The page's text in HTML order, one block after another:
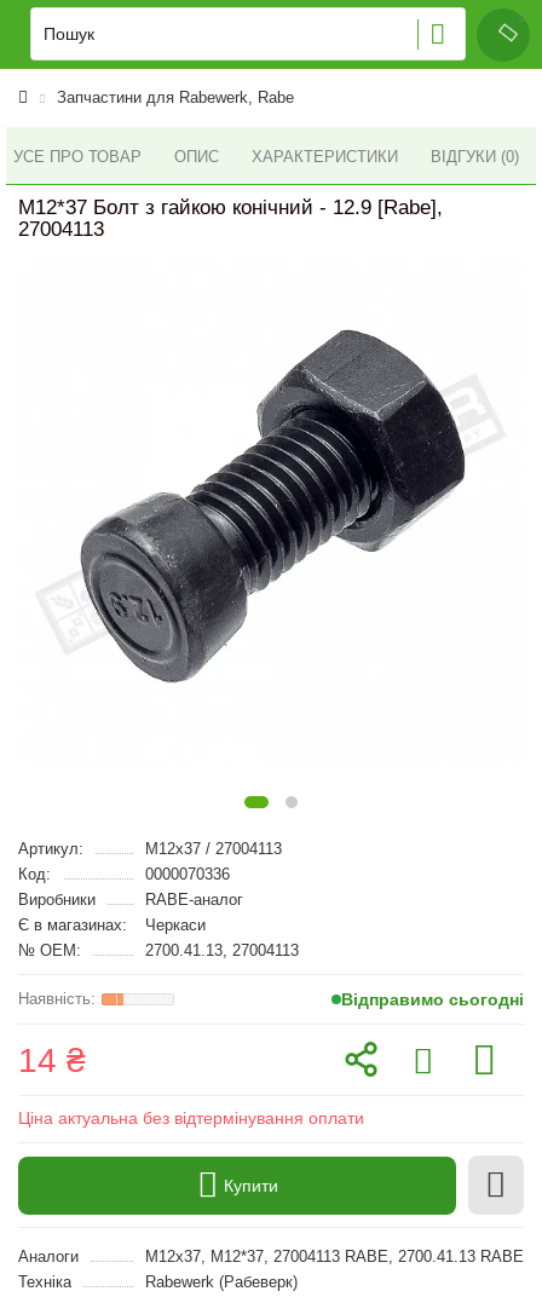
Запчастини для Rabewerk, Rabe
УСЕ ПРО ТОВАР ОПИС ХАРАКТЕРИСТИКИ ВІДГУКИ (0)
M12*37 Болт з гайкою конічний - 12.9 [Rabe],
27004113
Артикул:
M12x37 / 27004113
Код:
0000070336
Виробники
RABE-аналог
Є в магазинах:
Черкаси
№ OEM:
2700.41.13, 27004113
Відправимо сьогодні
14 ₴
Ціна актуальна без відтермінування оплати
Купити
Аналоги
M12x37, M12*37, 27004113 RABE, 2700.41.13 RABE
Техніка
Rabewerk (Рабеверк)